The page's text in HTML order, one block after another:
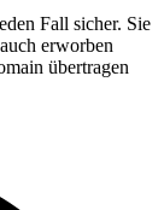
Fall sicher. Sie
erworben
übertragen